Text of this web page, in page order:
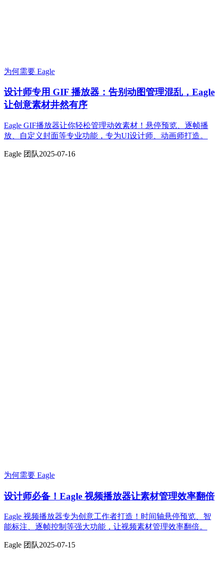
为何需要 Eagle
设计师专用 GIF 播放器：告别动图管理混乱，Eagle
让创意素材井然有序
Eagle GIF播放器让你轻松管理动效素材！悬停预览、逐帧播
放、自定义封面等专业功能，专为UI设计师、动画师打造。
Eagle 团队2025-07-16
为何需要 Eagle
设计师必备！Eagle 视频播放器让素材管理效率翻倍
Eagle 视频播放器专为创意工作者打造！时间轴悬停预览、智
能标注、逐帧控制等强大功能，让视频素材管理效率翻倍。
Eagle 团队2025-07-15